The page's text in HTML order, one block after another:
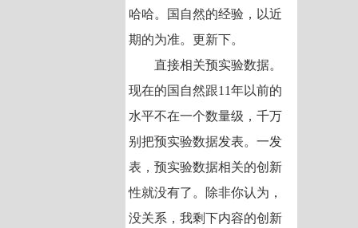
哈哈。国自然的经验，以近
期的为准。更新下。
直接相关预实验数据。
现在的国自然跟11年以前的
水平不在一个数量级，千万
别把预实验数据发表。一发
表，预实验数据相关的创新
性就没有了。除非你认为，
没关系，我剩下内容的创新